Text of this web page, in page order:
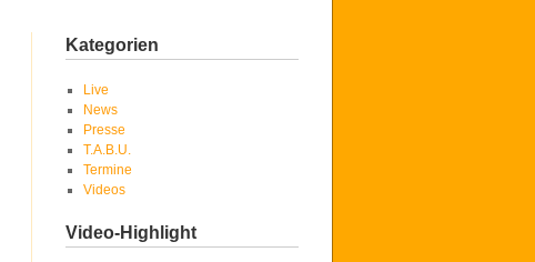
Kategorien
Live
News
Presse
T.A.B.U.
Termine
Videos
Video-Highlight